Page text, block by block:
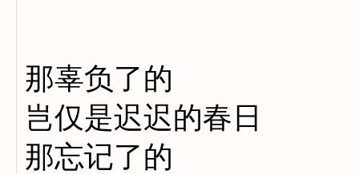
那辜负了的
岂仅是迟迟的春日
那忘记了的